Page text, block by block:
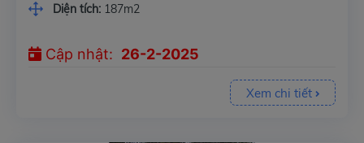
Diện tích: 187m2
Cập nhật: 26-2-2025
Xem chi tiết